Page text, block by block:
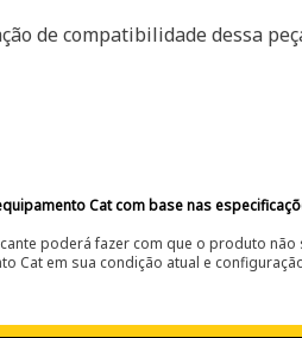
de compatibilidade dessa
Cat com base nas
poderá fazer com que o produto
Cat em sua condição atual e